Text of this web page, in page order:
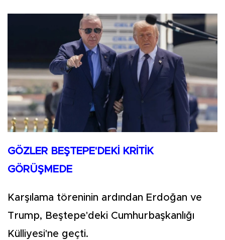
GÖZLER BEŞTEPE'DEKİ KRİTİK
GÖRÜŞMEDE
Karşılama töreninin ardından Erdoğan ve
Trump, Beştepe'deki Cumhurbaşkanlığı
Külliyesi'ne geçti.